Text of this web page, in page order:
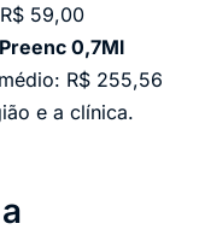
59,00
0,7Ml
R$ 255,56
e a clínica.